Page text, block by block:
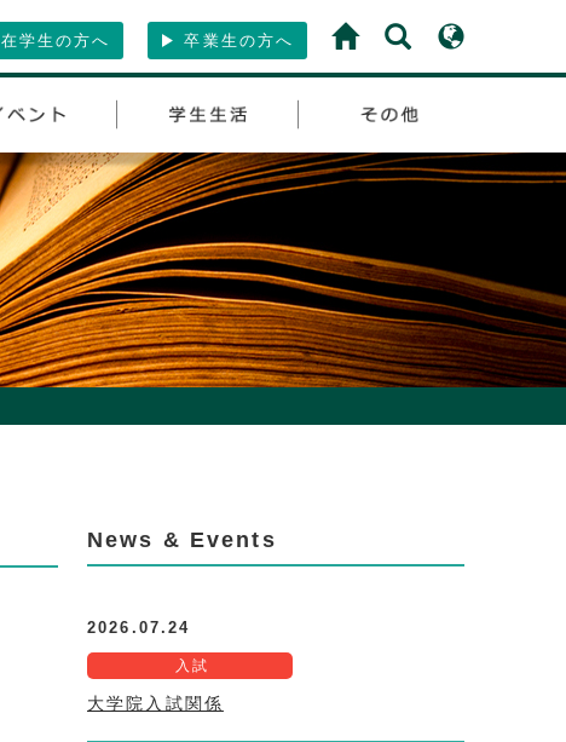
在学生の方へ 卒業生の方へ
News & Events
2026.07.24
入試
大学院入試関係